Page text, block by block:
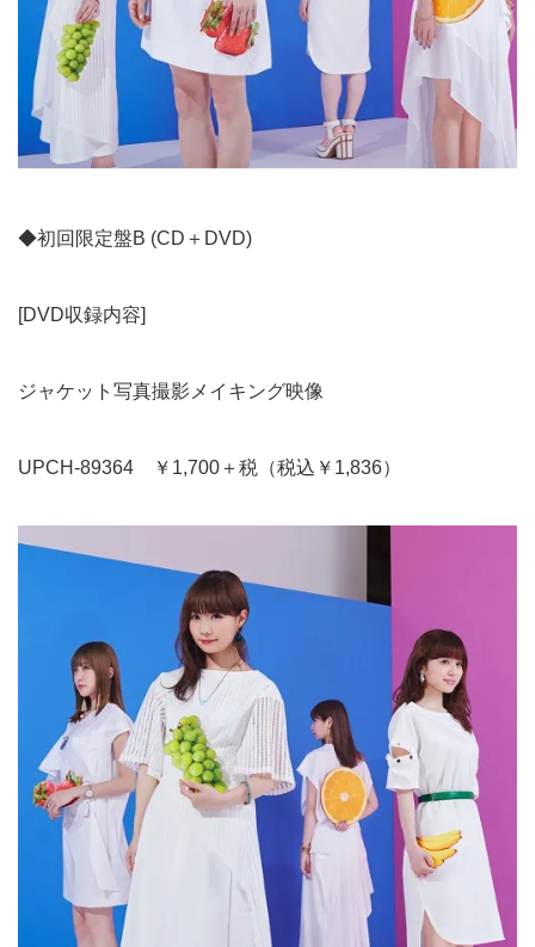
◆初回限定盤B (CD＋DVD)
[DVD収録内容]
ジャケット写真撮影メイキング映像
UPCH-89364 ￥1,700＋税（税込￥1,836）